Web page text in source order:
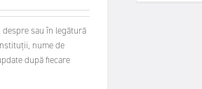
despre sau în legătură
nume de
după fiecare